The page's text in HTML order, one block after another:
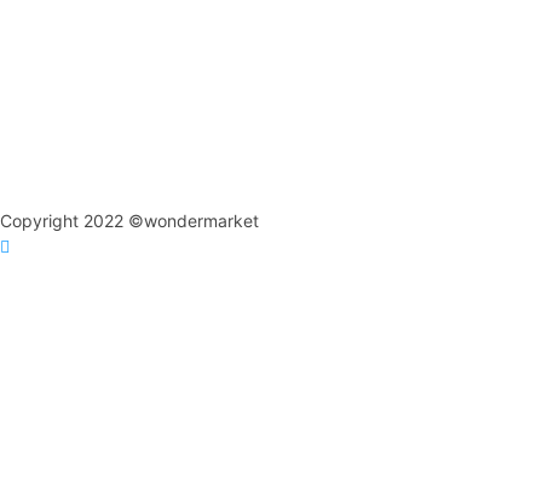
Copyright 2022 ©wondermarket